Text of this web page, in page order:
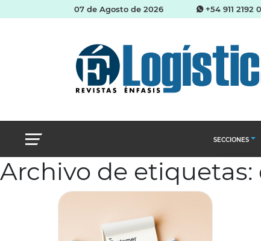
07 de Agosto de 2026 +54 911 2192
SECCIONES
Archivo de